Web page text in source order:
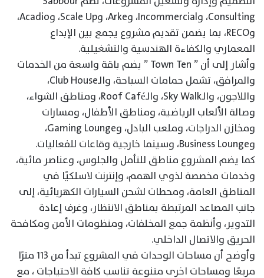
Consulting، وIncommercial، وArke، وScale Up، وAcadio،
وRECO، بما يضمن تقديم مشروع يجمع بين الإبداع
المعماري والكفاءة الهندسية والتشغيلية.
وأشار إلى أن ” Town Ten ” يضم باقة واسعة من الخدمات
والمرافق، تشمل حمامات السباحة، والـClub House،
واللاجون، والـSky Walk، والـRoof Café، ومناطق الشواء،
وصالة الألعاب الرياضية، ومناطق الأطفال، ومسارات
ومخازن الدراجات، وملعب البادل، وGaming Lounge،
وBusiness Lounge، وسينما خارجية وقاعات للفعاليات.
كما يضم المشروع مناطق للتأمل والجلوس، وعناصر مائية،
وخدمات مخصصة لذوي الهمم، وإنترنت لاسلكيًا في
المناطق العامة، ومحطات لشحن السيارات الكهربائية، إلى
جانب المصاعد المرتبطة بمناطق الانتظار، وغرف إعادة
التدوير، وأنظمة جمع المخلفات، ومنظومات الأمن ومكافحة
الحريق والاتصال الداخلي.
وأوضح أن مساحات الوحدات في المشروع تبدأ من ١١٣ مترًا
مربعًا ومساحات اخرى متنوعة تناسب كافة الاحتياجات ، مع